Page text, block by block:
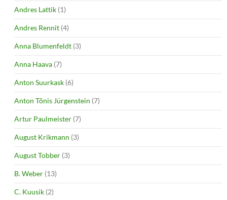
Andres Lattik (1)
Andres Rennit (4)
Anna Blumenfeldt (3)
Anna Haava (7)
Anton Suurkask (6)
Anton Tõnis Jürgenstein (7)
Artur Paulmeister (7)
August Krikmann (3)
August Tobber (3)
B. Weber (13)
C. Kuusik (2)